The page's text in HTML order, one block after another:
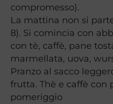
compromesso).
La mattina non si
8). Si comincia con
con tè, caffè, pane
marmellata, uova,
Pranzo al sacco
frutta. Thè e caffè con
pomeriggio